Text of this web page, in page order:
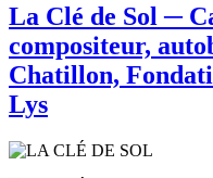
La Clé de Sol ─
compositeur,
Chatillon,
Lys